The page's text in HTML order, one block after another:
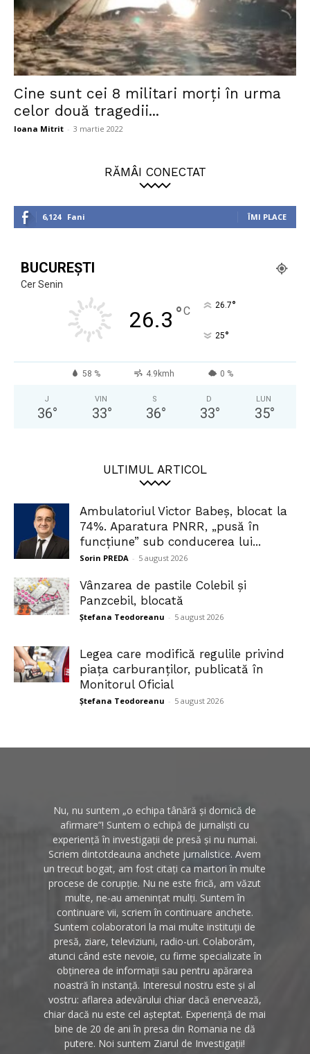
Cine sunt cei 8 militari morți în urma
celor două tragedii...
Ioana Mitrit - 3 martie 2022
RĂMÂI CONECTAT
6,124 Fani ÎMI PLACE
BUCUREȘTI
Cer Senin
26.3 °C 26.7°
25°
58 % 4.9kmh 0 %
J
36°
VIN
33°
S
36°
D
33°
LUN
35°
ULTIMUL ARTICOL
Ambulatoriul Victor Babeș, blocat la
74%. Aparatura PNRR, „pusă în
funcțiune” sub conducerea lui...
Sorin PREDA - 5 august 2026
Vânzarea de pastile Colebil și
Panzcebil, blocată
Ștefana Teodoreanu - 5 august 2026
Legea care modifică regulile privind
piața carburanților, publicată în
Monitorul Oficial
Ștefana Teodoreanu - 5 august 2026
Nu, nu suntem „o echipa tânără și dornică de
afirmare”! Suntem o echipă de jurnaliști cu
experiență în investigații de presă și nu numai.
Scriem dintotdeauna anchete jurnalistice. Avem
un trecut bogat, am fost citați ca martori în multe
procese de corupție. Nu ne este frică, am văzut
multe, ne-au amenințat mulți. Suntem în
continuare vii, scriem în continuare anchete.
Suntem colaboratori la mai multe instituții de
presă, ziare, televiziuni, radio-uri. Colaborăm,
atunci când este nevoie, cu firme specializate în
obținerea de informații sau pentru apărarea
noastră în instanță. Interesul nostru este și al
vostru: aflarea adevărului chiar dacă enervează,
chiar dacă nu este cel așteptat. Experiență de mai
bine de 20 de ani în presa din Romania ne dă
putere. Noi suntem Ziarul de Investigații!